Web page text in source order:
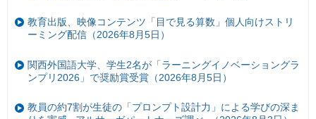
教育出版、映像コンテンツ「目で見る算数」個人向けストリ
ーミング配信（2026年8月5日）
関西外国語大学、学生2名が「ラーニングイノベーショングラ
ンプリ2026」で奨励賞受賞（2026年8月5日）
教員の約7割が生徒の「プロンプト設計力」による学びの深ま